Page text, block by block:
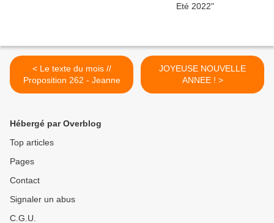
< Le texte du mois //
Proposition 262 - Jeanne
JOYEUSE NOUVELLE
ANNEE ! >
Hébergé par Overblog
Top articles
Pages
Contact
Signaler un abus
C.G.U.